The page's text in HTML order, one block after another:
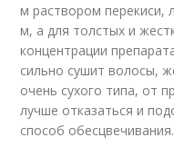
м раствором перекиси,
м, а для толстых и
концентрации
сильно сушит волосы,
очень сухого типа, от
лучше отказаться и
способ обесцвечивания.